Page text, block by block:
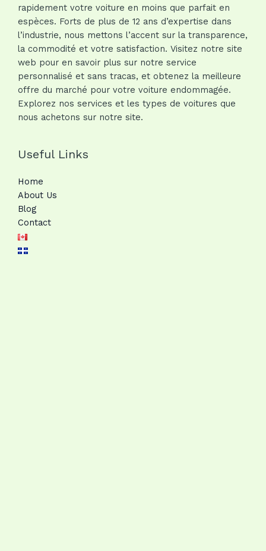
rapidement votre voiture en moins que parfait en
espèces. Forts de plus de 12 ans d’expertise dans
l’industrie, nous mettons l’accent sur la transparence,
la commodité et votre satisfaction. Visitez notre site
web pour en savoir plus sur notre service
personnalisé et sans tracas, et obtenez la meilleure
offre du marché pour votre voiture endommagée.
Explorez nos services et les types de voitures que
nous achetons sur notre site.
Useful Links
Home
About Us
Blog
Contact